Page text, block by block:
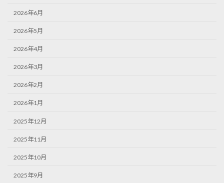
2026年6月
2026年5月
2026年4月
2026年3月
2026年2月
2026年1月
2025年12月
2025年11月
2025年10月
2025年9月